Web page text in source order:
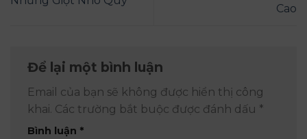
Cao
Để lại một bình luận
Email của bạn sẽ không được hiển thị công
khai. Các trường bắt buộc được đánh dấu *
Bình luận *